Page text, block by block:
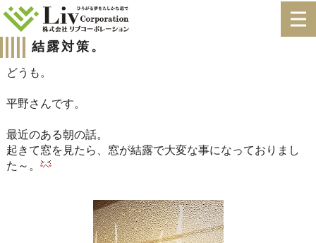
結露対策。
どうも。
平野さんです。
最近のある朝の話。
起きて窓を見たら、窓が結露で大変な事になっておりまし
た～。